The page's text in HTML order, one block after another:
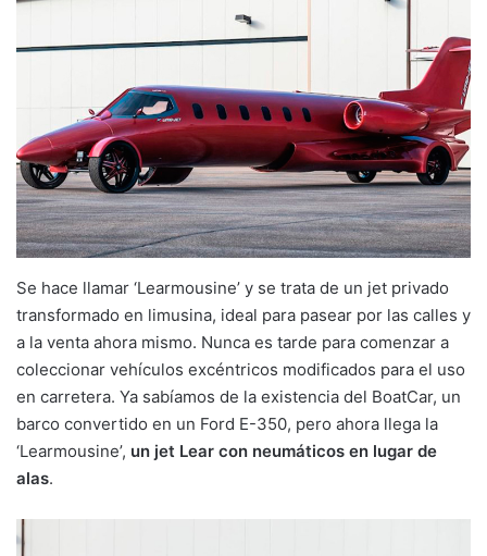
Se hace llamar ‘Learmousine’ y se trata de un jet privado
transformado en limusina, ideal para pasear por las calles y
a la venta ahora mismo. Nunca es tarde para comenzar a
coleccionar vehículos excéntricos modificados para el uso
en carretera. Ya sabíamos de la existencia del BoatCar, un
barco convertido en un Ford E-350, pero ahora llega la
‘Learmousine’, un jet Lear con neumáticos en lugar de
alas.